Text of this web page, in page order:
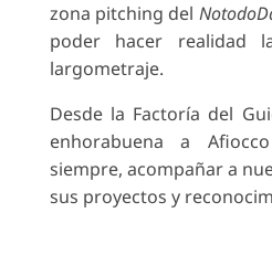
zona pitching del
poder hacer realidad
largometraje.
Desde la Factoría del
enhorabuena a
siempre, acompañar a
sus proyectos y